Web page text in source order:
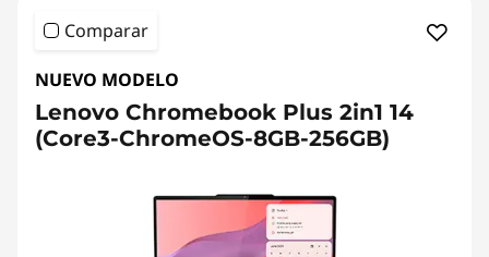
Comparar
NUEVO MODELO
Lenovo Chromebook Plus 2in1 14
(Core3-ChromeOS-8GB-256GB)